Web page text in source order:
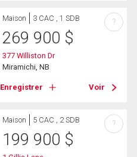
Maison 3 CAC , 1 SDB
269 900 $
377 Williston Dr
Miramichi, NB
Enregistrer Voir
?
Maison 5 CAC , 2 SDB
199 900 $
?